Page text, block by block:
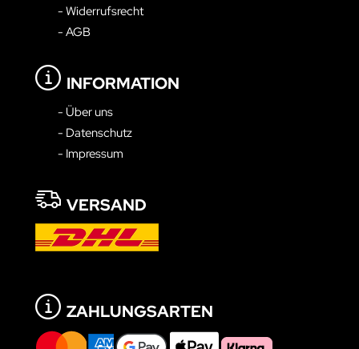
- Widerrufsrecht
- AGB
INFORMATION
- Über uns
- Datenschutz
- Impressum
VERSAND
ZAHLUNGSARTEN